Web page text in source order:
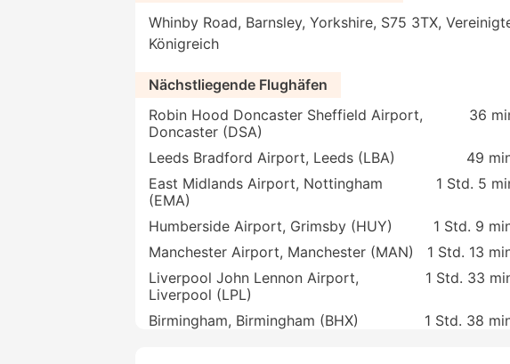
Whinby Road, Barnsley, Yorkshire, S75 3TX,
Königreich
Nächstliegende Flughäfen
Robin Hood Doncaster Sheffield Airport,
Doncaster (DSA)
36
Leeds Bradford Airport, Leeds (LBA) 49
East Midlands Airport, Nottingham
(EMA)
1 Std. 5
Humberside Airport, Grimsby (HUY) 1 Std. 9
Manchester Airport, Manchester (MAN)
1 Std. 13
Liverpool John Lennon Airport,
Liverpool (LPL)
1 Std. 33
Birmingham, Birmingham (BHX) 1 Std. 38